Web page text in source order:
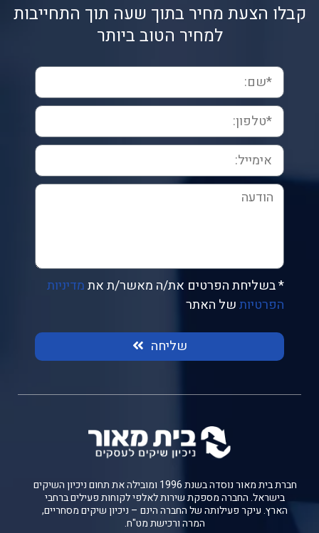
קבלו הצעת מחיר בתוך שעה תוך התחייבות
למחיר הטוב ביותר
* בשליחת הפרטים את/ה מאשר/ת אתמדיניות
הפרטיותשל האתר
שליחה
חברת בית מאור נוסדה בשנת 1996 ומובילה את תחום ניכיון השיקים
בישראל. החברה מספקת שירות לאלפי לקוחות פעילים ברחבי
הארץ. עיקר פעילותה של החברה הינם – ניכיון שיקים מסחריים,
המרה ורכישת מט"ח.